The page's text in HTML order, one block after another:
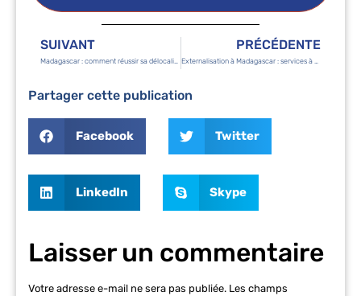
SUIVANT PRÉCÉDENTE
Partager cette publication
Facebook Twitter
LinkedIn Skype
Laisser un commentaire
Votre adresse e-mail ne sera pas publiée. Les champs